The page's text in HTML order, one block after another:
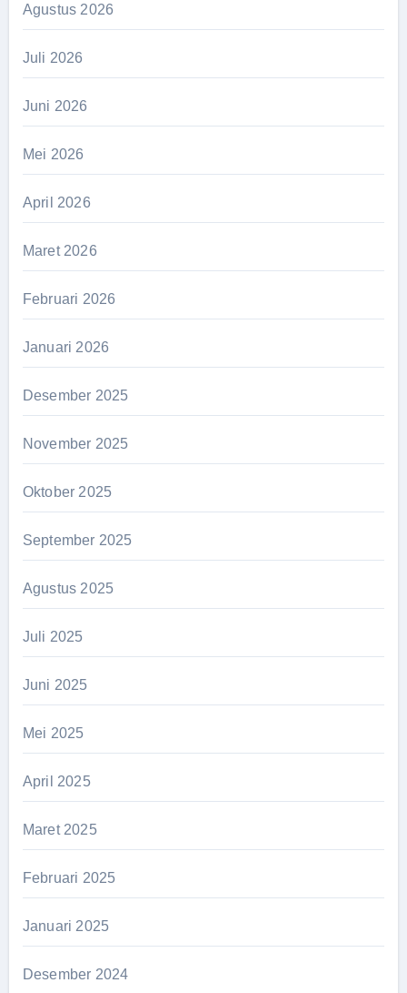
Agustus 2026
Juli 2026
Juni 2026
Mei 2026
April 2026
Maret 2026
Februari 2026
Januari 2026
Desember 2025
November 2025
Oktober 2025
September 2025
Agustus 2025
Juli 2025
Juni 2025
Mei 2025
April 2025
Maret 2025
Februari 2025
Januari 2025
Desember 2024